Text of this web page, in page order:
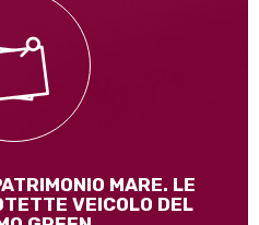
MARE. LE
VEICOLO DEL
alla Camera per il prossimo 23
di più